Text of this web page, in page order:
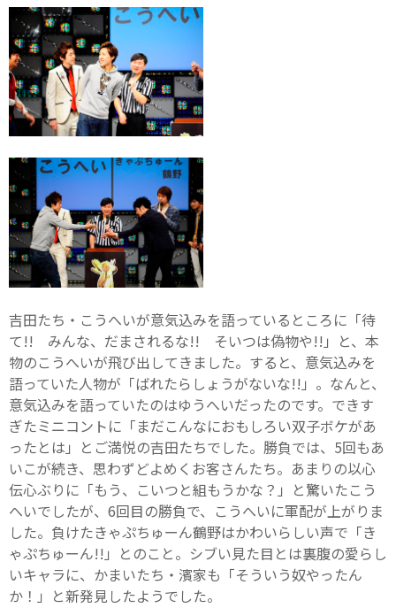
吉田たち・こうへいが意気込みを語っているところに「待
て!! みんな、だまされるな!! そいつは偽物や!!」と、本
物のこうへいが飛び出してきました。すると、意気込みを
語っていた人物が「ばれたらしょうがないな!!」。なんと、
意気込みを語っていたのはゆうへいだったのです。できす
ぎたミニコントに「まだこんなにおもしろい双子ボケがあ
ったとは」とご満悦の吉田たちでした。勝負では、5回もあ
いこが続き、思わずどよめくお客さんたち。あまりの以心
伝心ぶりに「もう、こいつと組もうかな？」と驚いたこう
へいでしたが、6回目の勝負で、こうへいに軍配が上がりま
した。負けたきゃぷちゅーん鶴野はかわいらしい声で「き
ゃぷちゅーん!!」とのこと。シブい見た目とは裏腹の愛らし
いキャラに、かまいたち・濱家も「そういう奴やったん
か！」と新発見したようでした。